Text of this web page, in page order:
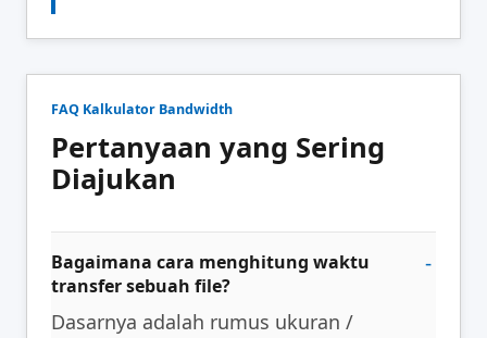
FAQ Kalkulator Bandwidth
Pertanyaan yang Sering
Diajukan
Bagaimana cara menghitung waktu
transfer sebuah file?
Dasarnya adalah rumus ukuran /